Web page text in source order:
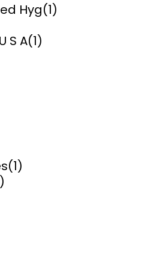
and Public
Hyg(1)
S A(1)
(1)